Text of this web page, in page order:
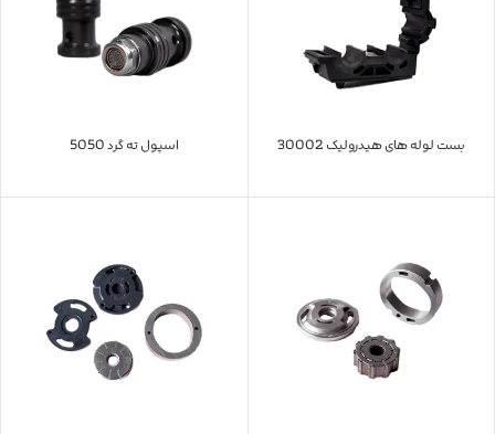
بست لوله های هیدرولیک 30002 اسپول ته گرد 5050